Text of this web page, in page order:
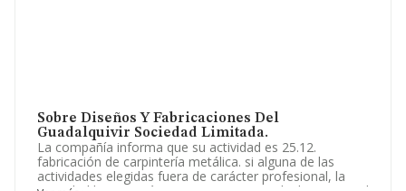
Sobre Diseños Y Fabricaciones Del
Guadalquivir Sociedad Limitada.
La compañía informa que su actividad es 25.12.
fabricación de carpintería metálica. si alguna de las
actividades elegidas fuera de carácter profesional, la